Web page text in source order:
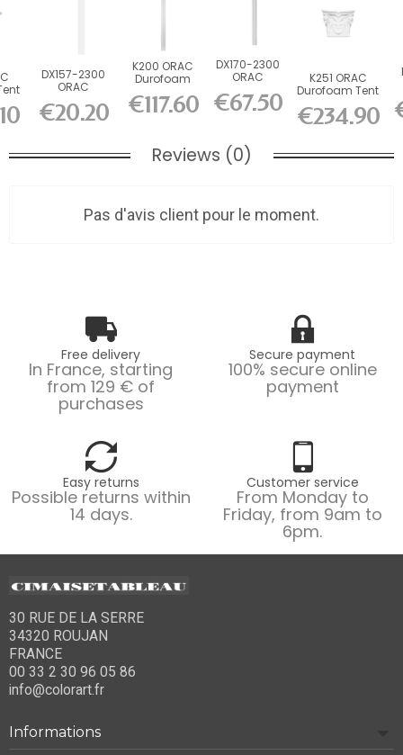
DX157-2300
ORAC
Durofoam
Multifunction...
€20.20
K200 ORAC
Durofoam
Pilaster L13.6
x H200 x...
€117.60
DX170-2300
ORAC
Durofoam
Picture Rail
L230...
€67.50
K251 ORAC
Durofoam Tent
L42.5 x H35 x...
€234.90
Reviews (0)
Pas d'avis client pour le moment.
Free delivery
In France, starting
from 129 € of
purchases
Secure payment
100% secure online
payment
Easy returns
Possible returns within
14 days.
Customer service
From Monday to
Friday, from 9am to
6pm.
30 RUE DE LA SERRE
34320 ROUJAN
FRANCE
00 33 2 30 96 05 86
info@colorart.fr
Informations